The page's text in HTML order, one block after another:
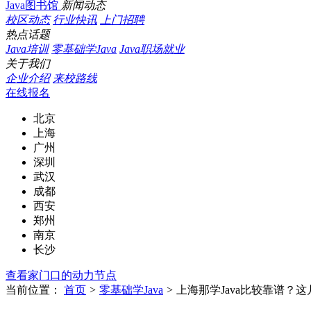
Java图书馆 新闻动态
校区动态 行业快讯
上门招聘
热点话题
Java培训 零基础学Java Java职场就业
关于我们
企业介绍 来校路线
在线报名
北京
上海
广州
深圳
武汉
成都
西安
郑州
南京
长沙
查看家门口的动力节点
当前位置：
首页 > 零基础学Java > 上海那学Java比较靠谱？